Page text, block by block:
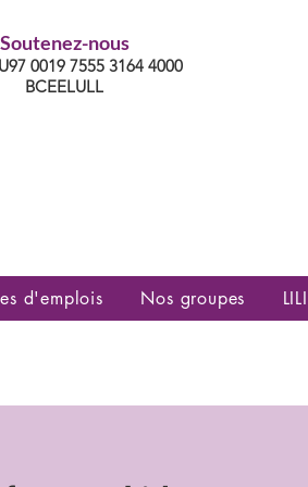
Soutenez-nous
0019 7555 3164 4000
BCEELULL
d'emplois Nos groupes LILI